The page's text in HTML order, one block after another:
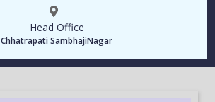
Head Office
Chhatrapati SambhajiNagar